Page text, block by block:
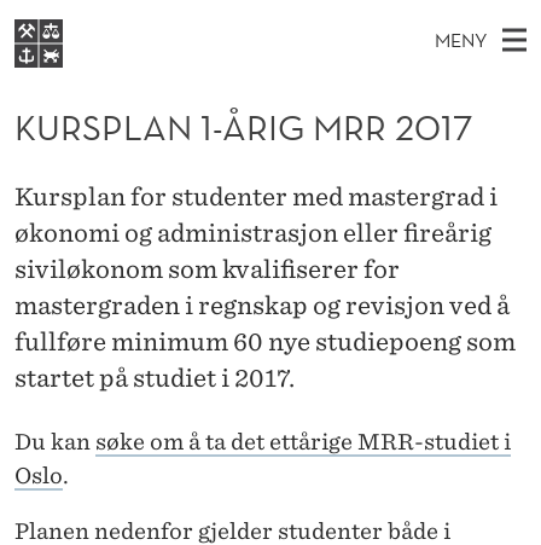
K
U
R
S
P
L
A
N
Å
R
MENY
O
E
D
M
E
N
Y
VIDEREUTDANNING
Ø
K
T
S
T
E
D
E
T
Forsiden
Studier
Forskning
Om NHH
Alumni
KURSPLAN 1-ÅRIG MRR 2017
Kursplan for studenter med mastergrad i
økonomi og administrasjon eller fireårig
siviløkonom som kvalifiserer for
mastergraden i regnskap og revisjon ved å
fullføre minimum 60 nye studiepoeng som
startet på studiet i 2017.
Du kan søke om å ta det ettårige MRR-studiet i
Oslo.
Planen nedenfor gjelder studenter både i